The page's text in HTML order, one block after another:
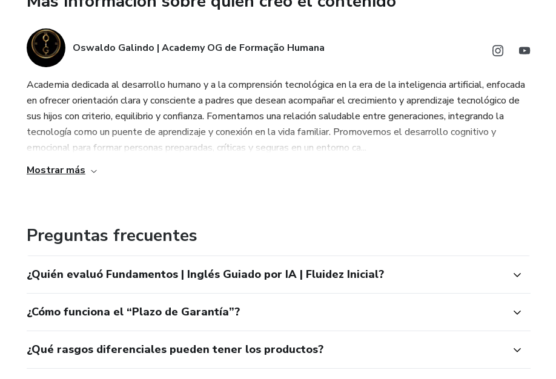
Oswaldo Galindo | Academy OG de Formação Humana
Academia dedicada al desarrollo humano y a la comprensión tecnológica en la era de la inteligencia artificial, enfocada
en ofrecer orientación clara y consciente a padres que desean acompañar el crecimiento y aprendizaje tecnológico de
sus hijos con criterio, equilibrio y confianza. Fomentamos una relación saludable entre generaciones, integrando la
tecnología como un puente de aprendizaje y conexión en la vida familiar. Promovemos el desarrollo cognitivo y
emocional para formar personas preparadas, críticas y seguras en un entorno ca...
Mostrar más
Preguntas frecuentes
¿Quién evaluó Fundamentos | Inglés Guiado por IA | Fluidez Inicial?
¿Cómo funciona el “Plazo de Garantía”?
¿Qué rasgos diferenciales pueden tener los productos?